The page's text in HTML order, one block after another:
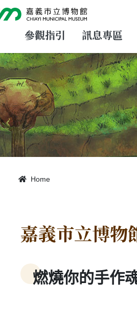
參觀指引 訊息專區
Home
嘉義市立博物
燃燒你的手作